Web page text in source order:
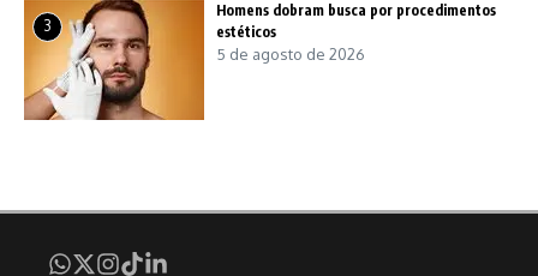
3
Homens dobram busca por procedimentos
estéticos
5 de agosto de 2026